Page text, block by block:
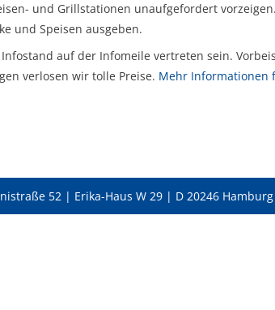
und Grillstationen unaufgefordert
und Speisen ausgeben.
auf der Infomeile vertreten sein.
verlosen wir tolle Preise. Mehr Informationen
52 | Erika-Haus W 29 | D 20246